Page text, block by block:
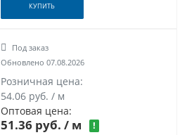
КУПИТЬ
Под заказ
Обновлено 07.08.2026
Розничная цена:
54.06 руб. / м
Оптовая цена:
51.36 руб./ м !